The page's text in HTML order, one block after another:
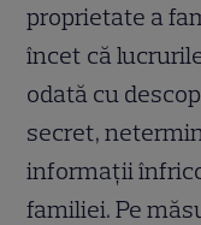
proprietate a
încet că
odată cu
secret,
informații
familiei. Pe